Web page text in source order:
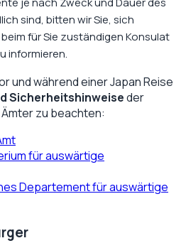
sind, bitten wir Sie, sich
für Sie zuständigen Konsulat
informieren.
und während einerJapanReise
Sicherheitshinweiseder
zu beachten:
für auswärtige
Departement für auswärtige